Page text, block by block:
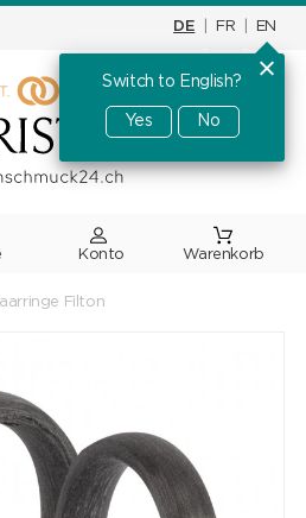
DE FR EN
Switch to English?
Yes No
Warenkorb
Filton